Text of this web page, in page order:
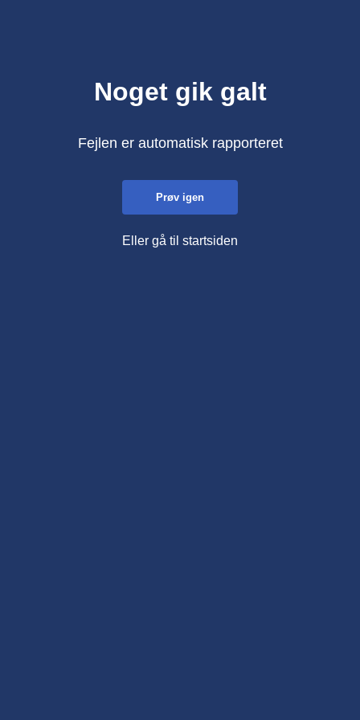
Noget gik galt
Fejlen er automatisk rapporteret
Prøv igen
Eller gå til startsiden